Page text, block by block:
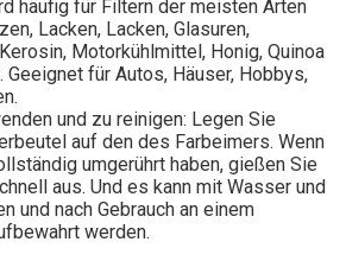
häufig für Filtern der meisten Arten
Lacken, Lacken, Glasuren,
Motorkühlmittel, Honig, Quinoa
Geeignet für Autos, Häuser, Hobbys,
und zu reinigen: Legen Sie
auf den des Farbeimers. Wenn
umgerührt haben, gießen Sie
aus. Und es kann mit Wasser und
und nach Gebrauch an einem
werden.